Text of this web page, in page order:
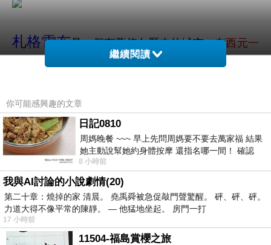
札格雷布是一個有著悠久歷史的城市，在西元一
現在的札格雷布城市地區是
一個古
羅馬城鎮，而於1094年在東部的卡普托主教教區內
「札格雷布」這個名稱始見於史籍。
Ps. 廣場上的雕像 是克羅埃西亞 著名小說家
Senoa
繼續閱讀
你可能感興趣的文章
日記0810
周媽晚餐 ~~~ 早上先問周媽要不要去萬家福 結果
她主動說幫她約身體按摩 還指名哪一間！ 確認
後，我的腦袋才運轉起來 預約對
8 小時前
我與AI討論的小說劇情(20)
第二十章：燒掉的家 清晨。 堯禹舜被急促敲門聲驚醒。 砰、砰、砰。
力道大得不像平常的陳靜。 — 他猛地坐起。 房門一打
17 小時前
11504-福島賞櫻之旅